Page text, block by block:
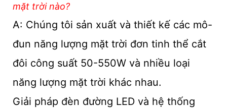
mặt trời nào?
A: Chúng tôi sản xuất và thiết kế các mô-
đun năng lượng mặt trời đơn tinh thể cắt
đôi công suất 50-550W và nhiều loại
năng lượng mặt trời khác nhau.
Giải pháp đèn đường LED và hệ thống